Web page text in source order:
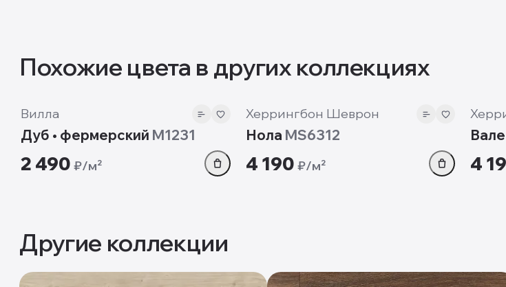
Похожие цвета в других коллекциях
12mm
Вилла
Дуб • фермерский M1231
2 490 ₽/м²
12 мм
Херрингбон Шеврон
Нола MS6312
4 190 ₽/м²
Вале
4
Другие коллекции